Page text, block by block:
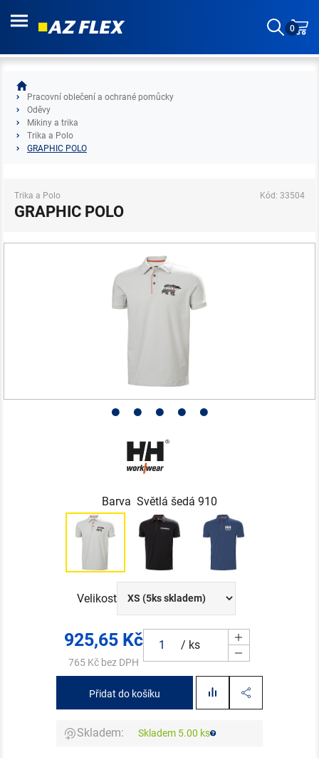
0
Pracovní oblečení a ochrané pomůcky
Oděvy
Mikiny a trika
Trika a Polo
GRAPHIC POLO
Trika a Polo Kód: 33504
GRAPHIC POLO
Barva Světlá šedá 910
Velikost
925,65 Kč
765 Kč bez DPH
/ ks
Přidat do košíku
Skladem: Skladem 5.00 ks